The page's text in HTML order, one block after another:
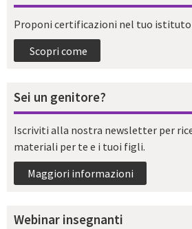
Proponi certificazioni nel tuo istituto
Scopri come
Sei un genitore?
Iscriviti alla nostra newsletter per
materiali per te e i tuoi figli.
Maggiori informazioni
Webinar insegnanti